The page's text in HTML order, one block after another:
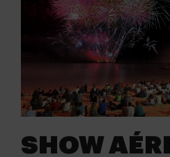
SHOW